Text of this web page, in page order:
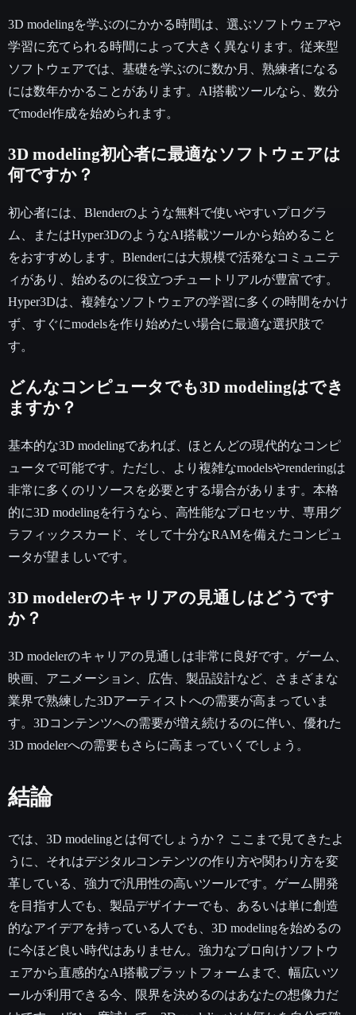
3D modelingを学ぶのにかかる時間は、選ぶソフトウェアや
学習に充てられる時間によって大きく異なります。従来型
ソフトウェアでは、基礎を学ぶのに数か月、熟練者になる
には数年かかることがあります。AI搭載ツールなら、数分
でmodel作成を始められます。
3D modeling初心者に最適なソフトウェアは
何ですか？
初心者には、Blenderのような無料で使いやすいプログラ
ム、またはHyper3DのようなAI搭載ツールから始めること
をおすすめします。Blenderには大規模で活発なコミュニテ
ィがあり、始めるのに役立つチュートリアルが豊富です。
Hyper3Dは、複雑なソフトウェアの学習に多くの時間をかけ
ず、すぐにmodelsを作り始めたい場合に最適な選択肢で
す。
どんなコンピュータでも3D modelingはでき
ますか？
基本的な3D modelingであれば、ほとんどの現代的なコンピ
ュータで可能です。ただし、より複雑なmodelsやrenderingは
非常に多くのリソースを必要とする場合があります。本格
的に3D modelingを行うなら、高性能なプロセッサ、専用グ
ラフィックスカード、そして十分なRAMを備えたコンピュ
ータが望ましいです。
3D modelerのキャリアの見通しはどうです
か？
3D modelerのキャリアの見通しは非常に良好です。ゲーム、
映画、アニメーション、広告、製品設計など、さまざまな
業界で熟練した3Dアーティストへの需要が高まっていま
す。3Dコンテンツへの需要が増え続けるのに伴い、優れた
3D modelerへの需要もさらに高まっていくでしょう。
結論
では、3D modelingとは何でしょうか？ ここまで見てきたよ
うに、それはデジタルコンテンツの作り方や関わり方を変
革している、強力で汎用性の高いツールです。ゲーム開発
を目指す人でも、製品デザイナーでも、あるいは単に創造
的なアイデアを持っている人でも、3D modelingを始めるの
に今ほど良い時代はありません。強力なプロ向けソフトウ
ェアから直感的なAI搭載プラットフォームまで、幅広いツ
ールが利用できる今、限界を決めるのはあなたの想像力だ